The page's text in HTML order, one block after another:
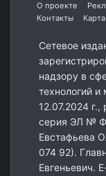
О проекте
Контакты
Сетевое
надзору в
технологий
12.07.2024
серия ЭЛ №
Евстафьева
074 92).
Евгеньевич.